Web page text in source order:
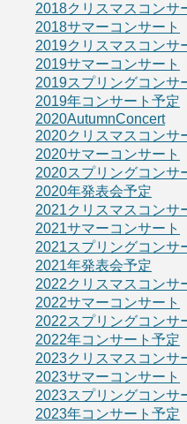
2018クリスマスコンサ
2018サマーコンサート
2019クリスマスコンサ
2019サマーコンサート
2019スプリングコンサ
2019年コンサート予定
2020AutumnConcert
2020クリスマスコンサ
2020サマーコンサート
2020スプリングコンサ
2020年発表会予定
2021クリスマスコンサ
2021サマーコンサート
2021スプリングコンサ
2021年発表会予定
2022クリスマスコンサ
2022サマーコンサート
2022スプリングコンサ
2022年コンサート予定
2023クリスマスコンサ
2023サマーコンサート
2023スプリングコンサ
2023年コンサート予定